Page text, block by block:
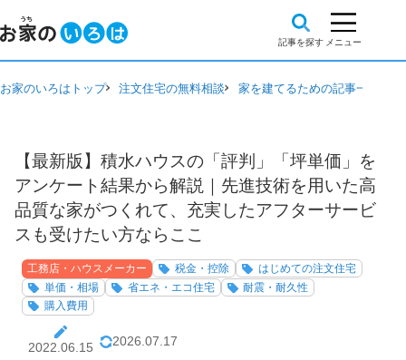
お家のいろはトップ 注文住宅の無料相談 家を建てるための記事一覧
【最新版】積水ハウスの「評判」「坪単価」を
アンケート結果から解説｜先進技術を用いた高
品質な家がつくれて、充実したアフターサービ
スも受けたい方ならここ
工務店・ハウスメーカー 税金・控除
はじめての注文住宅
単価・相場
省エネ・エコ住宅
耐震・耐久性
購入費用
2022.06.15 2026.07.17